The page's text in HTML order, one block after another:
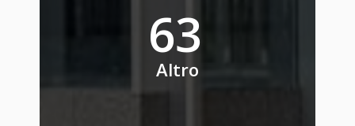
79
Altro